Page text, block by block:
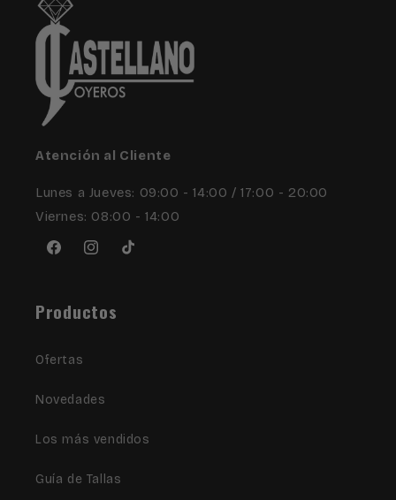
Atención al Cliente
Lunes a Jueves: 09:00 - 14:00 / 17:00 - 20:00
Viernes: 08:00 - 14:00
FacebookInstagram
TikTok
Productos
Ofertas
Novedades
Los más vendidos
Guía de Tallas